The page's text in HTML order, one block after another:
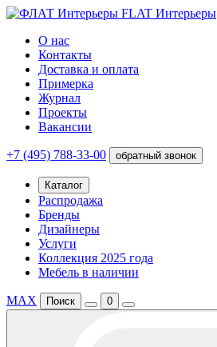
FLAT Интерьеры
О нас
Контакты
Доставка и оплата
Примерка
Журнал
Проекты
Вакансии
+7 (495) 788-33-00 обратный звонок
Каталог
Распродажа
Бренды
Дизайнеры
Услуги
Коллекция 2025 года
Мебель в наличии
MAX Поиск 0